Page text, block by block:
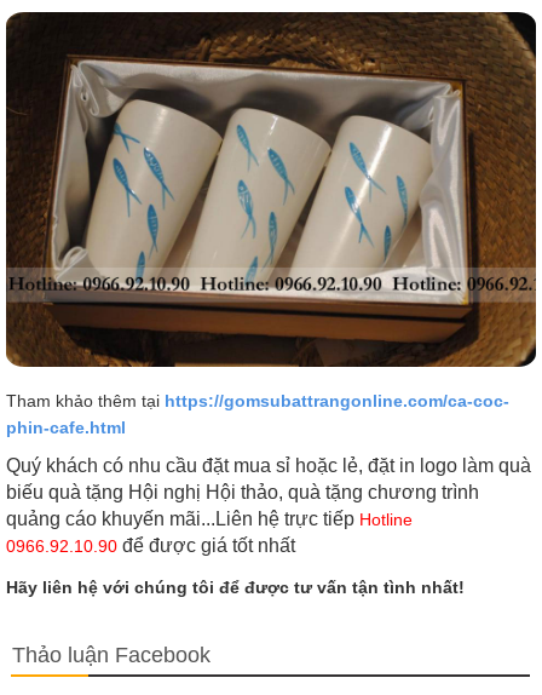
Tham khảo thêm tại https://gomsubattrangonline.com/ca-coc-
phin-cafe.html
Quý khách có nhu cầu đặt mua sỉ hoặc lẻ, đặt in logo làm quà
biếu quà tặng Hội nghị Hội thảo, quà tặng chương trình
quảng cáo khuyến mãi...Liên hệ trực tiếp Hotline
0966.92.10.90 để được giá tốt nhất
Hãy liên hệ với chúng tôi để được tư vấn tận tình nhất!
Thảo luận Facebook